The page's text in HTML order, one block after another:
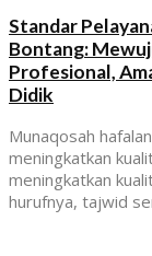
Standar
Bontang:
Profesional,
Didik
Munaqosah
meningkatkan
meningkatkan
hurufnya, tajwid